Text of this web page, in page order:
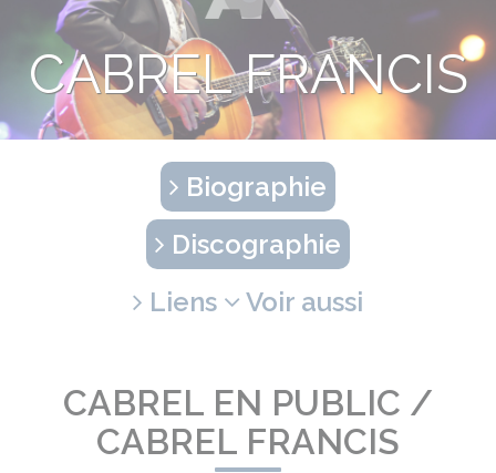
CABREL FRANCIS
Biographie
Discographie
Liens
Voir aussi
CABREL EN PUBLIC /
CABREL FRANCIS